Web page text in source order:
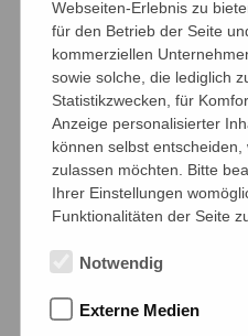
wodurch am
Sportlehrer René
Elternteil Marcus
Mühlen anstand.
Die
Henrik Fries,
Matthias Kutzner und
(allesamt aktive
Delmenhorst kurzen
souverän mit 5:0.
Folglich stand das
Webseiten-Erlebnis zu
für den Betrieb der Seite
kommerziellen
sowie solche, die lediglich
Statistikzwecken, für
Anzeige personalisierter
können selbst
zulassen möchten. Bitte
Ihrer Einstellungen
Funktionalitäten der Seite
Notwendig
Externe Medien